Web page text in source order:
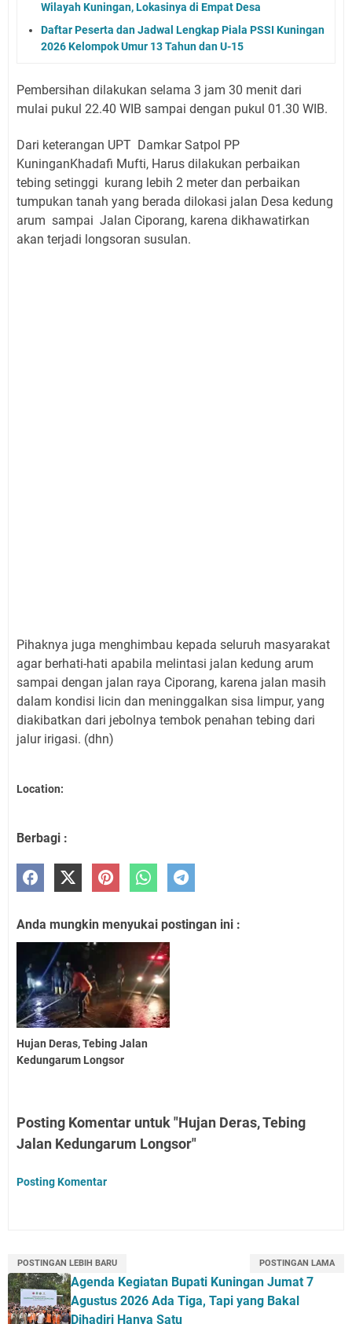
Wilayah Kuningan, Lokasinya di Empat Desa
Daftar Peserta dan Jadwal Lengkap Piala PSSI Kuningan
2026 Kelompok Umur 13 Tahun dan U-15
Pembersihan dilakukan selama 3 jam 30 menit dari
mulai pukul 22.40 WIB sampai dengan pukul 01.30 WIB.
Dari keterangan UPT Damkar Satpol PP
KuninganKhadafi Mufti, Harus dilakukan perbaikan
tebing setinggi kurang lebih 2 meter dan perbaikan
tumpukan tanah yang berada dilokasi jalan Desa kedung
arum sampai Jalan Ciporang, karena dikhawatirkan
akan terjadi longsoran susulan.
Pihaknya juga menghimbau kepada seluruh masyarakat
agar berhati-hati apabila melintasi jalan kedung arum
sampai dengan jalan raya Ciporang, karena jalan masih
dalam kondisi licin dan meninggalkan sisa limpur, yang
diakibatkan dari jebolnya tembok penahan tebing dari
jalur irigasi. (dhn)
Location:
Berbagi :
Anda mungkin menyukai postingan ini :
Hujan Deras, Tebing Jalan
Kedungarum Longsor
Posting Komentar untuk "Hujan Deras, Tebing
Jalan Kedungarum Longsor"
Posting Komentar
POSTINGAN LEBIH BARU POSTINGAN LAMA
Agenda Kegiatan Bupati Kuningan Jumat 7
Agustus 2026 Ada Tiga, Tapi yang Bakal
Dihadiri Hanya Satu